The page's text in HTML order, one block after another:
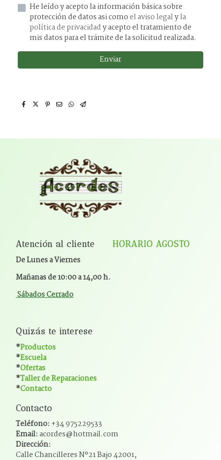
He leído y acepto la información básica sobre
protección de datos asi comoel aviso legalyla
política de privacidady acepto el tratamiento de
mis datos para el trámite de la solicitud realizada.
Enviar
Atención al cliente HORARIO AGOSTO
De Lunes a Viernes
Mañanas de 10:00 a 14,00 h.
Sábados Cerrado
Quizás te interese
*Productos
*Escuela
*Ofertas
*Taller de Reparaciones
*Contacto
Contacto
Teléfono: +34 975229533
Email:acordes@hotmail.com
Dirección:
Calle Chancilleres Nº21 Bajo 42001,